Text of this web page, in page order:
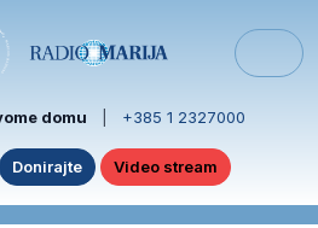
domu +385 1 2327000
Donirajte Video stream